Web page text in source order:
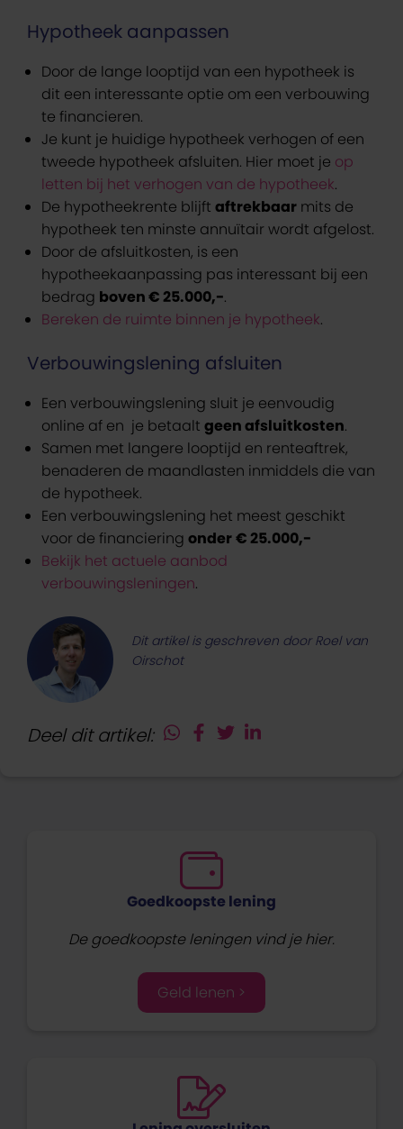
Hypotheek aanpassen
Door de lange looptijd van een hypotheek is
dit een interessante optie om een verbouwing
te financieren.
Je kunt je huidige hypotheek verhogen of een
tweede hypotheek afsluiten. Hier moet je op
letten bij het verhogen van de hypotheek.
De hypotheekrente blijft aftrekbaar mits de
hypotheek ten minste annuïtair wordt afgelost.
Door de afsluitkosten, is een
hypotheekaanpassing pas interessant bij een
bedrag boven € 25.000,-.
Bereken de ruimte binnen je hypotheek.
Verbouwingslening afsluiten
Een verbouwingslening sluit je eenvoudig
online af en je betaalt geen afsluitkosten.
Samen met langere looptijd en renteaftrek,
benaderen de maandlasten inmiddels die van
de hypotheek.
Een verbouwingslening het meest geschikt
voor de financiering onder€ 25.000,-
Bekijk het actuele aanbod
verbouwingsleningen.
Dit artikel is geschreven door Roel van
Oirschot
Deel dit artikel:
Goedkoopste lening
De goedkoopste leningen vind je hier.
Geld lenen >